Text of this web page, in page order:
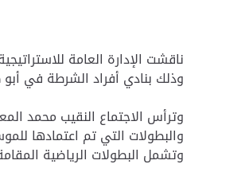
وذلك بنادي أفراد الشرطة في
وتشمل البطولات الرياضية المقامة في إطار الموسم الرياضي 2016، بطولات :